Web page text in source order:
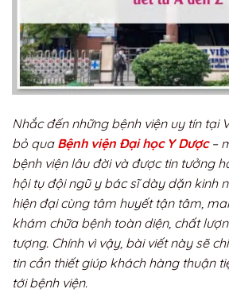
Nhắc đến những bệnh viện uy tín tại
bỏ qua Bệnh viện Đại học Y Dược–
bệnh viện lâu đời và được tin tưởng
hội tụ đội ngũ y bác sĩ dày dặn kinh
hiện đại cùng tâm huyết tận tâm,
khám chữa bệnh toàn diện, chất
tượng. Chính vì vậy, bài viết này sẽ
tin cần thiết giúp khách hàng thuận
tới bệnh viện.